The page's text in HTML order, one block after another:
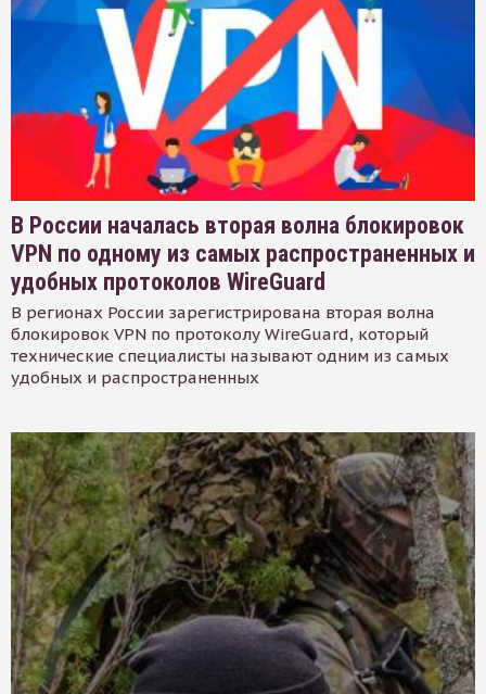
В России началась вторая волна блокировок
VPN по одному из самых распространенных и
удобных протоколов WireGuard
В регионах России зарегистрирована вторая волна
блокировок VPN по протоколу WireGuard, который
технические специалисты называют одним из самых
удобных и распространенных